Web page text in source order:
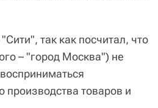
так как посчитал, что
– "город Москва") не
производства товаров и